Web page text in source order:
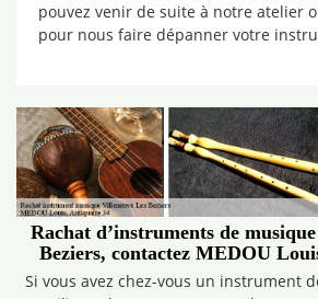
pouvez venir de suite à notre atelier
pour nous faire dépanner votre
Rachat d’instruments de
Beziers, contactez MEDOU
Si vous avez chez-vous un instrument